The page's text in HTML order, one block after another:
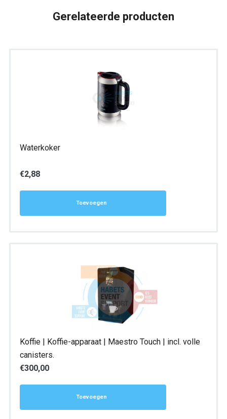
Gerelateerde producten
Waterkoker
€2,88
Toevoegen
Koffie | Koffie-apparaat | Maestro Touch | incl. volle
canisters.
€300,00
Toevoegen